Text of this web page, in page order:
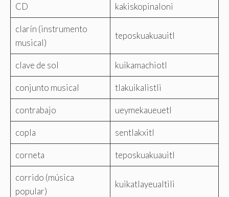
CD kakiskopinaloni
clarín (instrumento
musical)
teposkuakuauitl
clave de sol kuikamachiotl
conjunto musical tlakuikalistli
contrabajo ueymekaueuetl
copla sentlakxitl
corneta teposkuakuauitl
corrido (música
popular)
kuikatlayeualtili